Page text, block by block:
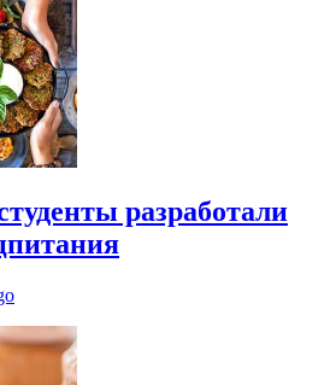
разработали